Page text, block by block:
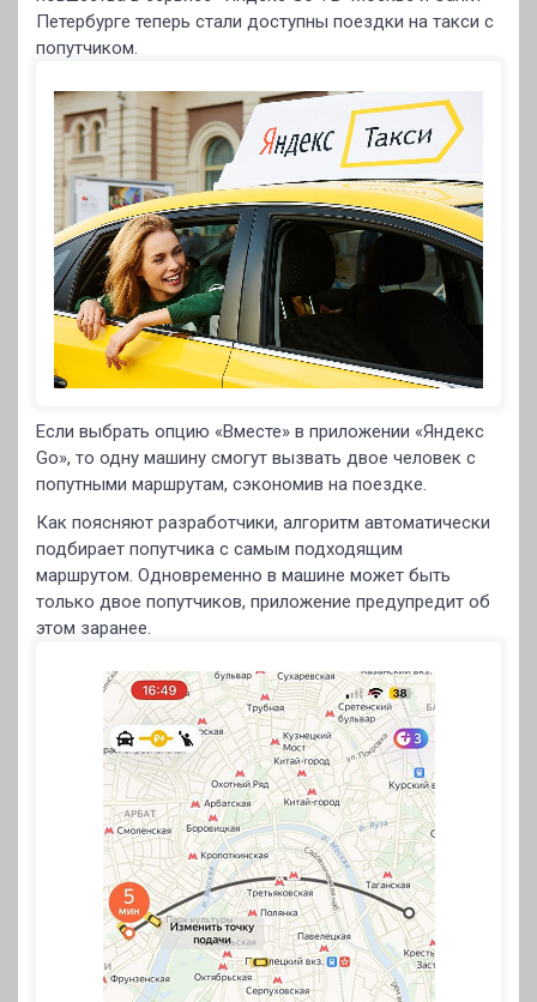
Петербурге теперь стали доступны поездки на такси с
попутчиком.
Если выбрать опцию «Вместе» в приложении «Яндекс
Go», то одну машину смогут вызвать двое человек с
попутными маршрутам, сэкономив на поездке.
Как поясняют разработчики, алгоритм автоматически
подбирает попутчика с самым подходящим
маршрутом. Одновременно в машине может быть
только двое попутчиков, приложение предупредит об
этом заранее.